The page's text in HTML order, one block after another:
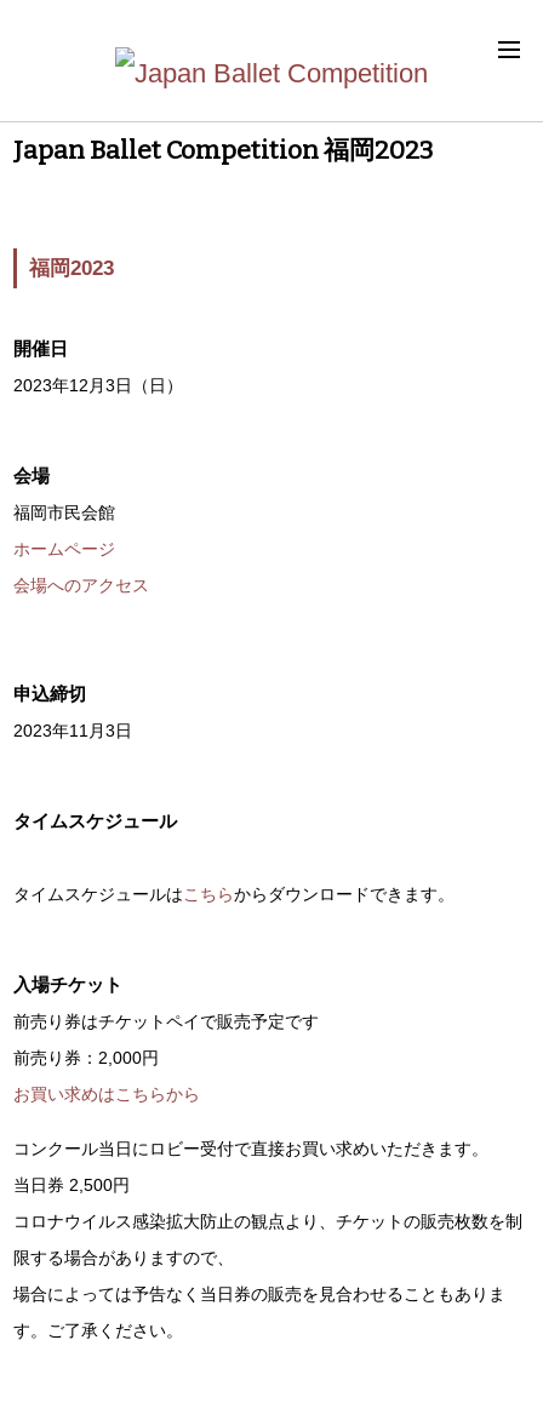
Japan Ballet Competition 福岡2023
福岡2023
開催日
2023年12月3日（日）
会場
福岡市民会館
ホームページ
会場へのアクセス
申込締切
2023年11月3日
タイムスケジュール
タイムスケジュールはこちらからダウンロードできます。
入場チケット
前売り券はチケットペイで販売予定です
前売り券：2,000円
お買い求めはこちらから
コンクール当日にロビー受付で直接お買い求めいただきます。
当日券 2,500円
コロナウイルス感染拡大防止の観点より、チケットの販売枚数を制
限する場合がありますので、
場合によっては予告なく当日券の販売を見合わせることもありま
す。ご了承ください。